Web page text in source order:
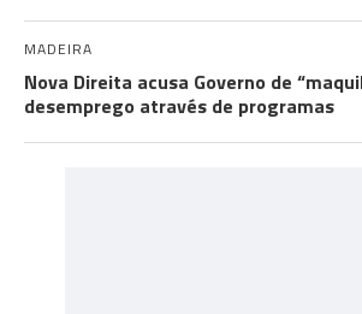
MADEIRA
Nova Direita acusa Governo de
desemprego através de programas